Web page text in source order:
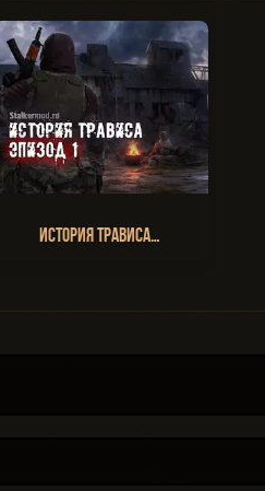
История Трависа…